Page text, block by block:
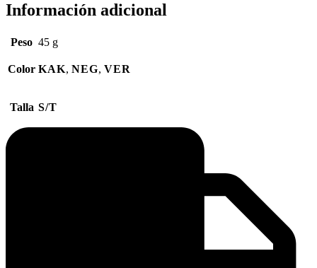
Información adicional
Peso 45 g
Color KAK, NEG, VER
Talla S/T